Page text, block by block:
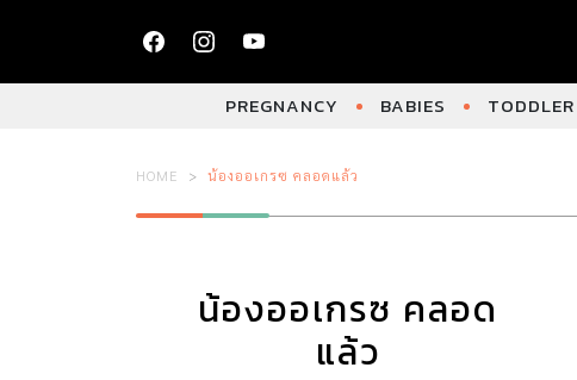
PREGNANCY BABIES
HOME น้องออเกรซ คลอดแล้ว
น้องออเกรซ คลอด
แล้ว